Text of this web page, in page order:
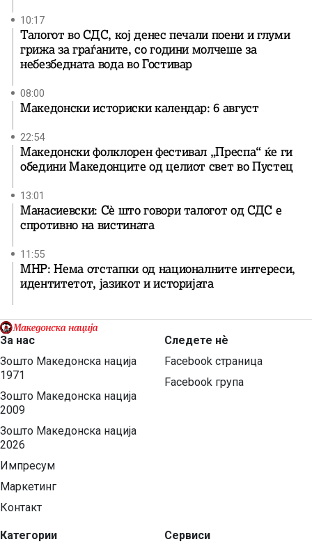
10:17
Талогот во СДС, кој денес печали поени и глуми
грижа за граѓаните, со години молчеше за
небезбедната вода во Гостивар
08:00
Македонски историски календар: 6 август
22:54
Македонски фолклорен фестивал „Преспа“ ќе ги
обедини Македонците од целиот свет во Пустец
13:01
Манасиевски: Сè што говори талогот од СДС е
спротивно на вистината
11:55
МНР: Нема отстапки од националните интереси,
идентитетот, јазикот и историјата
За нас
Зошто Македонска нација
1971
Зошто Македонска нација
2009
Зошто Македонска нација
2026
Импресум
Маркетинг
Контакт
Категории
Следете нѐ
Facebook страница
Facebook група
Сервиси